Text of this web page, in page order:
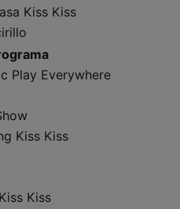
Kiss Kiss
Play Everywhere
Kiss Kiss
Kiss